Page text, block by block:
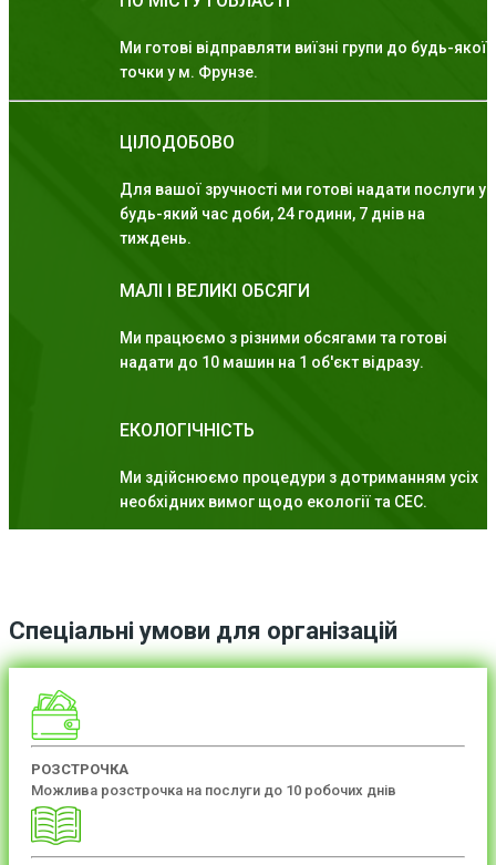
Ми готові відправляти виїзні групи до будь-якої
точки у м. Фрунзе.
ЦІЛОДОБОВО
Для вашої зручності ми готові надати послуги у
будь-який час доби, 24 години, 7 днів на
тиждень.
МАЛІ І ВЕЛИКІ ОБСЯГИ
Ми працюємо з різними обсягами та готові
надати до 10 машин на 1 об'єкт відразу.
ЕКОЛОГІЧНІСТЬ
Ми здійснюємо процедури з дотриманням усіх
необхідних вимог щодо екології та СЕС.
Спеціальні умови для організацій
РОЗСТРОЧКА
Можлива розстрочка на послуги до 10 робочих днів